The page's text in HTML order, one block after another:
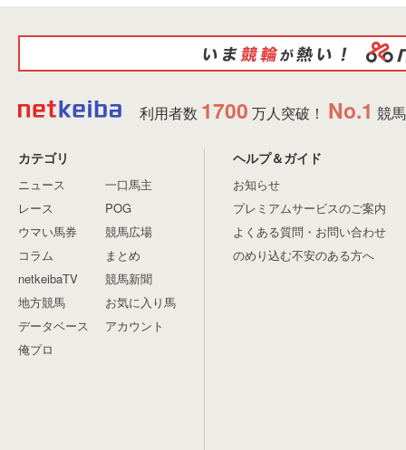
利用者数 1700 万人突破！ No.1 競
カテゴリ
ニュース
レース
ウマい馬券
コラム
netkeibaTV
地方競馬
データベース
俺プロ
一口馬主
POG
競馬広場
まとめ
競馬新聞
お気に入り馬
アカウント
ヘルプ＆ガイド
お知らせ
プレミアムサービスのご案内
よくある質問・お問い合わせ
のめり込む不安のある方へ